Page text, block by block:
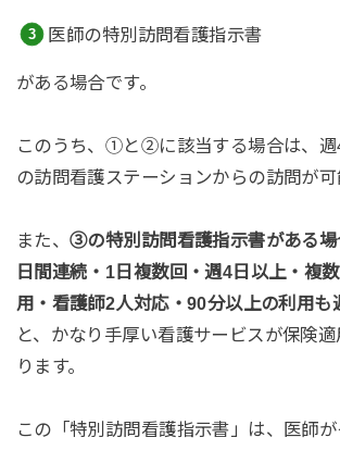
医師の特別訪問看護指示書
がある場合です。
このうち、①と②に該当する場合は、週
の訪問看護ステーションからの訪問が可
また、③の特別訪問看護指示書がある
日間連続・1日複数回・週4日以上・複
用・看護師2人対応・90分以上の利用も
と、かなり手厚い看護サービスが保険
ります。
この「特別訪問看護指示書」は、医師